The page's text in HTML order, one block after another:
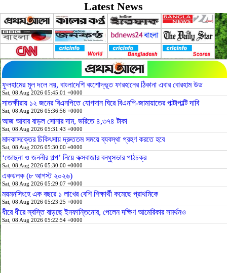
Latest News
ফুলহামের মূল দলে নয়, বাংলাদেশি বংশোদ্ভূত ফারহানের ঠিকানা এবার বোরহাম উড
Sat, 08 Aug 2026 05:45:01 +0000
সাতক্ষীরায় ১২ জনের বিএনপিতে যোগদান ঘিরে বিএনপি-জামায়াতের পাল্টাপাল্টি দাবি
Sat, 08 Aug 2026 05:36:56 +0000
আজ আবার বাড়ল সোনার দাম, ভরিতে ৪,৩৭৪ টাকা
Sat, 08 Aug 2026 05:31:43 +0000
মাদকাসক্তের চিকিৎসায় দ্রুততম সময়ে ব্যবস্থা গ্রহণ করতে হবে
Sat, 08 Aug 2026 05:30:00 +0000
‘জোছনা ও জননীর গল্প’ নিয়ে কক্সবাজার বন্ধুসভার পাঠচক্র
Sat, 08 Aug 2026 05:30:00 +0000
একঝলক (৮ আগস্ট ২০২৬)
Sat, 08 Aug 2026 05:29:07 +0000
ময়মনসিংহে এক বছরে ১ লাখের বেশি শিক্ষার্থী কমেছে প্রাথমিকে
Sat, 08 Aug 2026 05:23:25 +0000
ধীরে ধীরে স্বস্তি বাড়ছে ইনফান্তিনোর, পেলেন দক্ষিণ আমেরিকার সমর্থনও
Sat, 08 Aug 2026 05:22:54 +0000